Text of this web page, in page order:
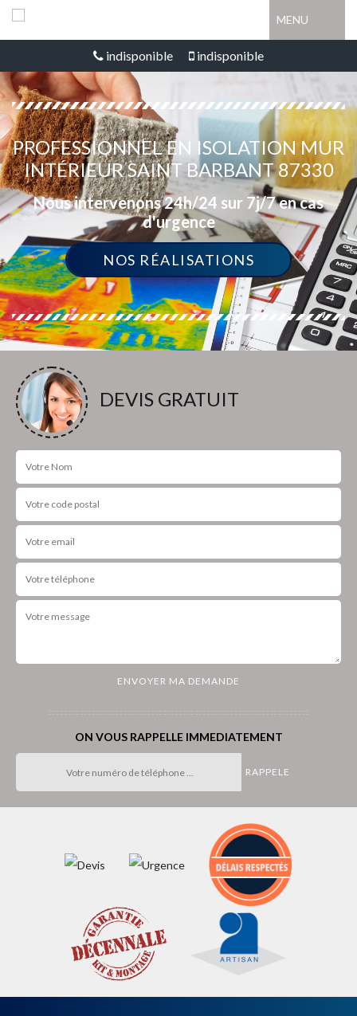
MENU
indisponible indisponible
PROFESSIONNEL EN ISOLATION MUR
INTÉRIEUR SAINT BARBANT 87330
Nous intervenons 24h/24 sur 7j/7 en cas
d'urgence
NOS RÉALISATIONS
DEVIS GRATUIT
ON VOUS RAPPELLE IMMEDIATEMENT